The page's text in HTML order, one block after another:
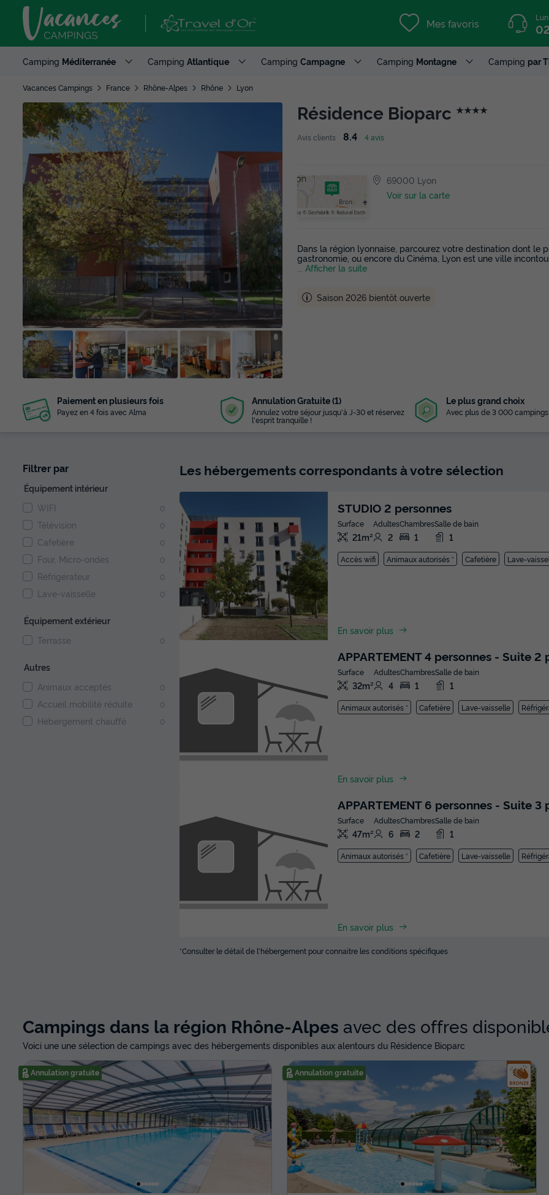
Mes favoris
Camping Méditerranée Camping Atlantique Camping Campagne Camping Montagne Camping par
Vacances Campings France Rhône-Alpes Rhône Lyon
+ 4
photos
Résidence Bioparc ★★★★
Avis clients 8.4 4 avis
69000 Lyon
Voir sur la carte
Dans la région lyonnaise, parcourez votre destination dont
gastronomie, ou encore du Cinéma, Lyon est une ville
... Afficher la suite
Saison 2026 bientôt ouverte
Paiement en plusieurs fois
Payez en 4 fois avec Alma
Annulation Gratuite (1)
Annulez votre séjour jusqu'à J-30 et réservez
l'esprit tranquille !
Le plus grand choix
Avec plus de 3 000
Filtrer par
Équipement intérieur
WIFI
0
Télévision 0
Cafetière 0
Four, Micro-ondes 0
Réfrigérateur 0
Lave-vaisselle 0
Équipement extérieur
Terrasse
0
Autres
Animaux acceptés
0
Accueil mobilité réduite 0
Hébergement chauffé 0
Les hébergements correspondants à votre sélection
STUDIO 2 personnes
Surface
21m²
Adultes
2
Chambres
1
Salle de bain
1
Accès wifi Animaux autorisés * Cafetière Lave-
En savoir plus
APPARTEMENT 4 personnes - Suite
Surface
32m²
Adultes
4
Chambres
1
Salle de bain
1
Animaux autorisés * Cafetière Lave-vaisselle
En savoir plus
APPARTEMENT 6 personnes - Suite
Surface
47m²
Adultes
6
Chambres
2
Salle de bain
1
Animaux autorisés * Cafetière Lave-vaisselle
En savoir plus
*Consulter le détail de l'hébergement pour connaitre les conditions spécifiques
Campings dans la région Rhône-Alpes avec des offres
Voici une une sélection de campings avec des hébergements disponibles aux alentours du Résidence Bioparc
Annulation gratuite Annulation gratuite